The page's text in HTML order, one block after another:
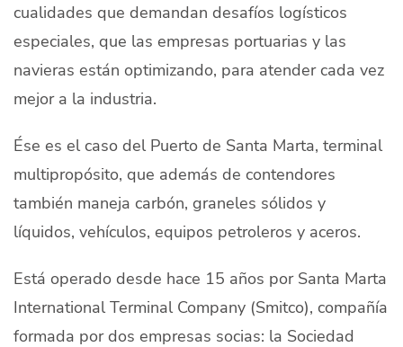
cualidades que demandan desafíos logísticos
especiales, que las empresas portuarias y las
navieras están optimizando, para atender cada vez
mejor a la industria.
Ése es el caso del Puerto de Santa Marta, terminal
multipropósito, que además de contendores
también maneja carbón, graneles sólidos y
líquidos, vehículos, equipos petroleros y aceros.
Está operado desde hace 15 años por Santa Marta
International Terminal Company (Smitco), compañía
formada por dos empresas socias: la Sociedad